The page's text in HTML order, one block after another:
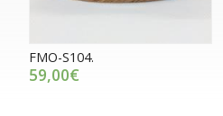
FMO-S104.
59,00€